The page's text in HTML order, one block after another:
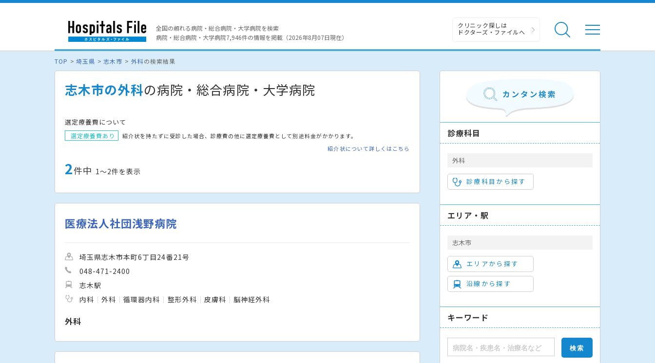
全国の頼れる病院・総合病院・大学病院を検索
病院・総合病院・大学病院7,946件の情報を掲載（2026年8月07日現在）
クリニック探しは
ドクターズ・ファイルへ
TOP 埼玉県 志木市 外科の検索結果
志木市の外科の病院・総合病院・大学病院
選定療養費について
選定療養費あり
紹介状を持たずに受診した場合、診療費の他に選定療養費として別途料金がかかります。
紹介状について詳しくはこちら
2件中 1〜2件を表示
医療法人社団浅野病院
埼玉県志木市本町6丁目24番21号
048-471-2400
志木駅
内科
外科 循環器内科 整形外科 皮膚科 脳神経外科
外科
診療科目
外科
診療科目から探す
エリア・駅
志木市
エリアから探す
沿線から探す
キーワード